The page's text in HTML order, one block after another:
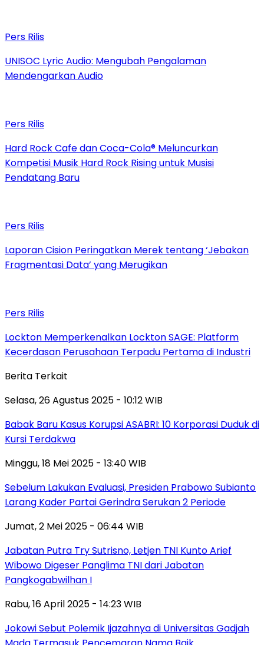
Pers Rilis
UNISOC Lyric Audio: Mengubah Pengalaman
Mendengarkan Audio
Pers Rilis
Hard Rock Cafe dan Coca-Cola® Meluncurkan
Kompetisi Musik Hard Rock Rising untuk Musisi
Pendatang Baru
Pers Rilis
Laporan Cision Peringatkan Merek tentang ‘Jebakan
Fragmentasi Data’ yang Merugikan
Pers Rilis
Lockton Memperkenalkan Lockton SAGE: Platform
Kecerdasan Perusahaan Terpadu Pertama di Industri
Berita Terkait
Selasa, 26 Agustus 2025 - 10:12 WIB
Babak Baru Kasus Korupsi ASABRI: 10 Korporasi Duduk di
Kursi Terdakwa
Minggu, 18 Mei 2025 - 13:40 WIB
Sebelum Lakukan Evaluasi, Presiden Prabowo Subianto
Larang Kader Partai Gerindra Serukan 2 Periode
Jumat, 2 Mei 2025 - 06:44 WIB
Jabatan Putra Try Sutrisno, Letjen TNI Kunto Arief
Wibowo Digeser Panglima TNI dari Jabatan
Pangkogabwilhan I
Rabu, 16 April 2025 - 14:23 WIB
Jokowi Sebut Polemik Ijazahnya di Universitas Gadjah